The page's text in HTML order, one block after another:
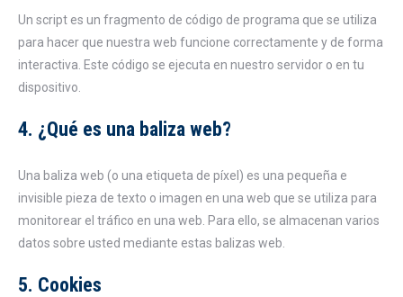
Un script es un fragmento de código de programa que se utiliza
para hacer que nuestra web funcione correctamente y de forma
interactiva. Este código se ejecuta en nuestro servidor o en tu
dispositivo.
4. ¿Qué es una baliza web?
Una baliza web (o una etiqueta de píxel) es una pequeña e
invisible pieza de texto o imagen en una web que se utiliza para
monitorear el tráfico en una web. Para ello, se almacenan varios
datos sobre usted mediante estas balizas web.
5. Cookies